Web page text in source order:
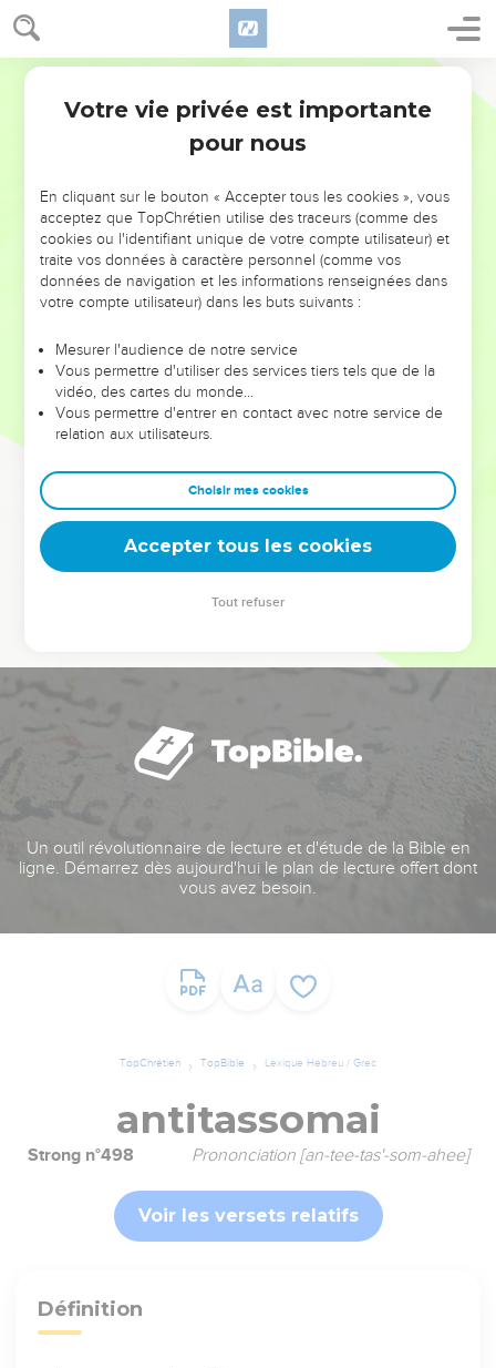
NE MANQUEZ PAS L’ÉVÉNEMENT
DE L’ANNÉE !
ET SI LEURS ERREURS POUVAIENT VOUS ÉVITER LES
VOTRES ?
leur foi ou leur vision. Mais on voit moins les doutes, les erreurs
et les saisons difficiles qu'ils ont traversés, alors même que ce
sont elles qui les ont façonnés.
Dans cette conférence, leaders, entrepreneurs, et responsables
clés pour avancer avec plus de sagesse afin que leurs erreurs
deviennent vos tremplins. Que vous guidiez un ministère, une
équipe, un groupe ou une famille, leur expérience est faite
Un outil révolutionnaire de lecture et d'étude de la Bible en
ligne. Démarrez dès aujourd'hui le plan de lecture offert dont
vous avez besoin.
TopChrétien TopBible Lexique Hébreu / Grec
antitassomai
Strong n°498 Prononciation [an-tee-tas'-som-ahee]
Voir les versets relatifs
Définition
Votre vie privée est importante
pour nous
En cliquant sur le bouton « Accepter tous les cookies », vous
acceptez que TopChrétien utilise des traceurs (comme des
cookies ou l'identifiant unique de votre compte utilisateur) et
traite vos données à caractère personnel (comme vos
données de navigation et les informations renseignées dans
votre compte utilisateur) dans les buts suivants :
Mesurer l'audience de notre service
Vous permettre d'utiliser des services tiers tels que de la
vidéo, des cartes du monde…
Vous permettre d'entrer en contact avec notre service de
relation aux utilisateurs.
Choisir mes cookies
Accepter tous les cookies
Tout refuser